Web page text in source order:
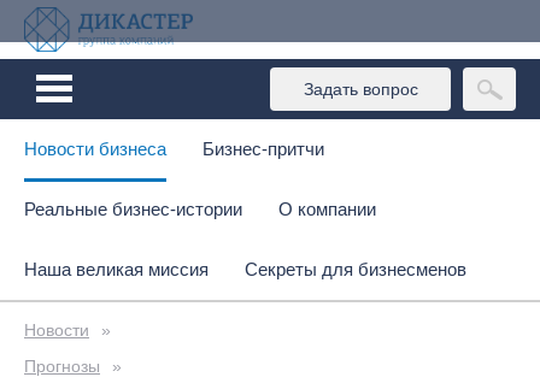
Задать вопрос
Новости бизнеса Бизнес-притчи
Реальные бизнес-истории О компании
Наша великая миссия Секреты для бизнесменов
Новости
»
Прогнозы
»